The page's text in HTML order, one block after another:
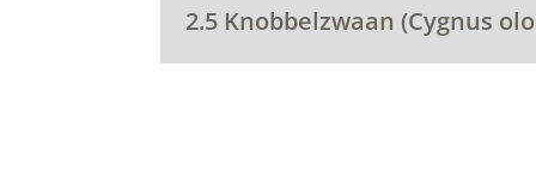
2.5 Knobbelzwaan (Cygnus